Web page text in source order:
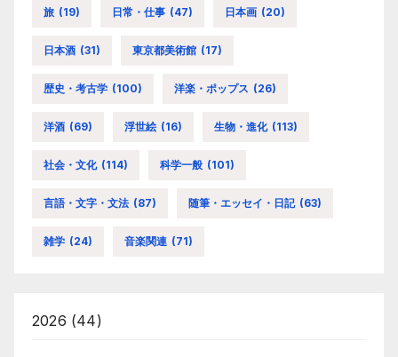
旅 (19) 日常・仕事 (47) 日本画 (20)
日本酒 (31) 東京都美術館 (17)
歴史・考古学 (100) 洋楽・ポップス (26)
洋酒 (69) 浮世絵 (16) 生物・進化 (113)
社会・文化 (114) 科学一般 (101)
言語・文字・文法 (87) 随筆・エッセイ・日記 (63)
雑学 (24) 音楽関連 (71)
2026 (44)